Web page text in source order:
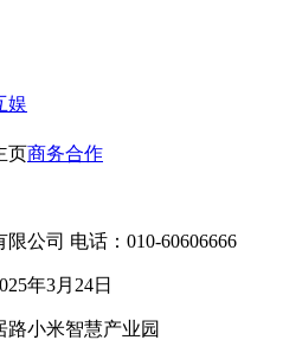
娱
页商务合作
公司 电话：010-60606666
年3月24日
小米智慧产业园